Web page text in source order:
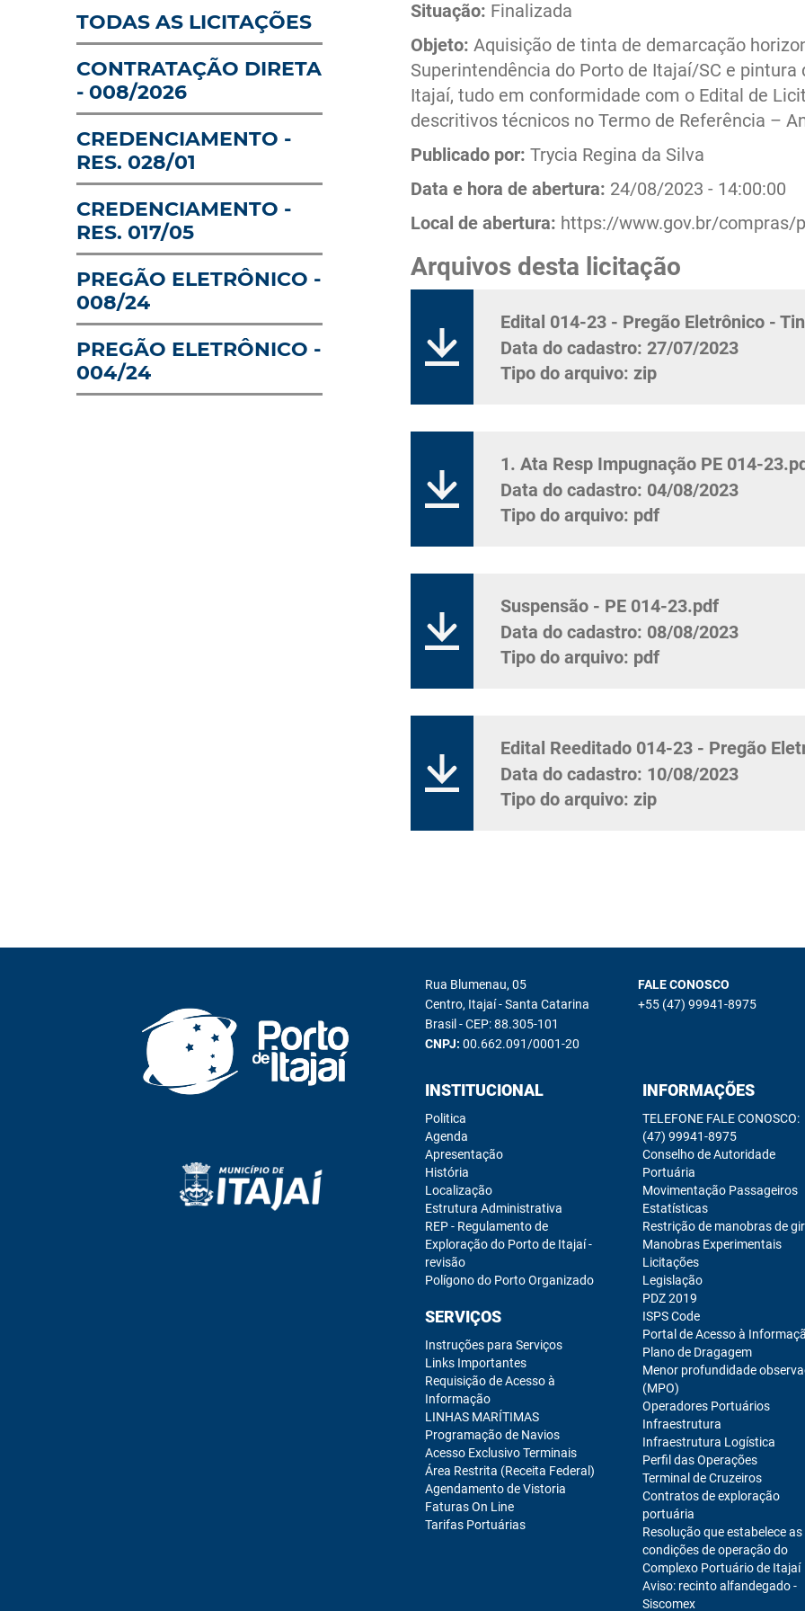
LOGÍSTICA
PERFIL DAS OPERAÇÕES TERMINAL DE CRUZEIROS
AVISO: RECINTO
ALFANDEGADO -
SISCOMEX
CARTILHA DE COMBATE
TODAS AS LICITAÇÕES
CONTRATAÇÃO DIRETA
- 008/2026
CREDENCIAMENTO -
RES. 028/01
CREDENCIAMENTO -
RES. 017/05
PREGÃO ELETRÔNICO -
008/24
PREGÃO ELETRÔNICO -
004/24
Situação: Finalizada
Objeto: Aquisição de tinta de demarcação
Superintendência do Porto de Itajaí/SC e
Itajaí, tudo em conformidade com o Edital de
descritivos técnicos no Termo de Referência –
Publicado por: Trycia Regina da Silva
Data e hora de abertura: 24/08/2023 - 14:00:00
Local de abertura: https://www.gov.br/compras/
Arquivos desta licitação
Edital 014-23 - Pregão Eletrônico -
Data do cadastro: 27/07/2023
Tipo do arquivo: zip
1. Ata Resp Impugnação PE 014-
Data do cadastro: 04/08/2023
Tipo do arquivo: pdf
Suspensão - PE 014-23.pdf
Data do cadastro: 08/08/2023
Tipo do arquivo: pdf
Edital Reeditado 014-23 - Pregão
Data do cadastro: 10/08/2023
Tipo do arquivo: zip
Rua Blumenau, 05
Centro, Itajaí - Santa Catarina
Brasil - CEP: 88.305-101
CNPJ: 00.662.091/0001-20
FALE CONOSCO
+55 (47) 99941-8975
INSTITUCIONAL
Politica
Agenda
Apresentação
História
Localização
Estrutura Administrativa
REP - Regulamento de
Exploração do Porto de Itajaí -
revisão
Polígono do Porto Organizado
SERVIÇOS
Instruções para Serviços
Links Importantes
Requisição de Acesso à
Informação
LINHAS MARÍTIMAS
Programação de Navios
Acesso Exclusivo Terminais
Área Restrita (Receita Federal)
Agendamento de Vistoria
Faturas On Line
Tarifas Portuárias
INFORMAÇÕES
TELEFONE FALE CONOSCO:
(47) 99941-8975
Conselho de Autoridade
Portuária
Movimentação Passageiros
Estatísticas
Restrição de manobras de
Manobras Experimentais
Licitações
Legislação
PDZ 2019
ISPS Code
Portal de Acesso à
Plano de Dragagem
Menor profundidade
(MPO)
Operadores Portuários
Infraestrutura
Infraestrutura Logística
Perfil das Operações
Terminal de Cruzeiros
Contratos de exploração
portuária
Resolução que estabelece as
condições de operação do
Complexo Portuário de Itajaí
Aviso: recinto alfandegado -
Siscomex